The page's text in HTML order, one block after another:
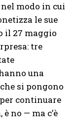
modo in cui
le sue
il 27 maggio
tre
una
si pongono
continuare
no — ma c’è